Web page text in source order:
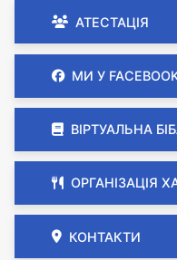
АТЕСТАЦІЯ
МИ У
ВІРТУАЛЬНА
ОРГАНІЗАЦІЯ
КОНТАКТИ